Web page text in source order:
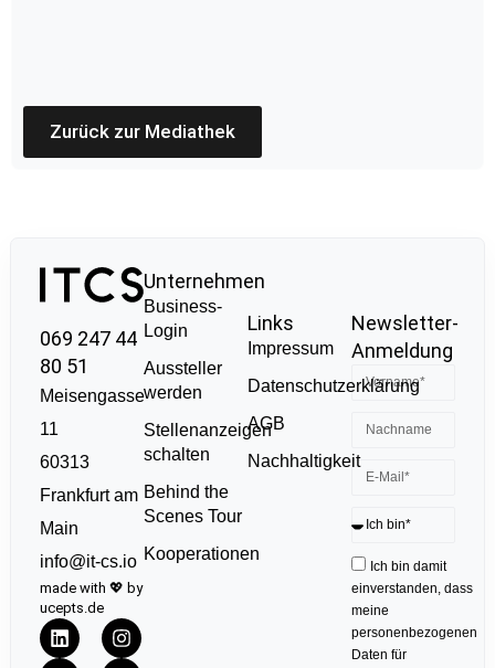
Zurück zur Mediathek
069 247 44
80 51
Meisengasse
11
60313
Frankfurt am
Main
info@it-cs.io
made with 💖 by
ucepts.de
Unternehmen
Business-
Login
Aussteller
werden
Stellenanzeigen
schalten
Behind the
Scenes Tour
Kooperationen
Links
Impressum
Datenschutzerklärung
AGB
Nachhaltigkeit
Newsletter-
Anmeldung
Ich bin damit
einverstanden, dass
meine
personenbezogenen
Daten für